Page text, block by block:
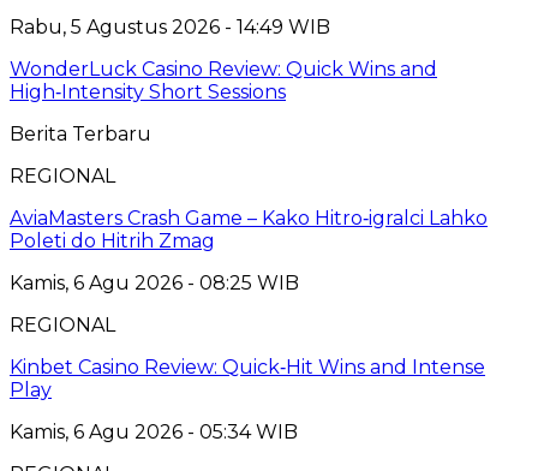
Rabu, 5 Agustus 2026 - 14:49 WIB
WonderLuck Casino Review: Quick Wins and
High‑Intensity Short Sessions
Berita Terbaru
REGIONAL
AviaMasters Crash Game – Kako Hitro‑igralci Lahko
Poleti do Hitrih Zmag
Kamis, 6 Agu 2026 - 08:25 WIB
REGIONAL
Kinbet Casino Review: Quick‑Hit Wins and Intense
Play
Kamis, 6 Agu 2026 - 05:34 WIB